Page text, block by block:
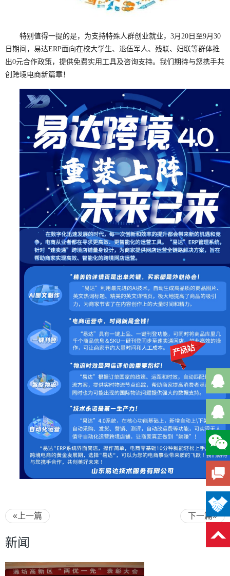
特别值得一提的是，为支持特殊人群创业就业，3月20日至9月30
日期间，易达ERP面向在校大学生、退伍军人、残联、妇联等群体推
出0元合作政策，提供免费实用工具及咨询支持。我们期待与您携手共
创跨境电商新篇章！
«上一篇 下一篇»
新闻